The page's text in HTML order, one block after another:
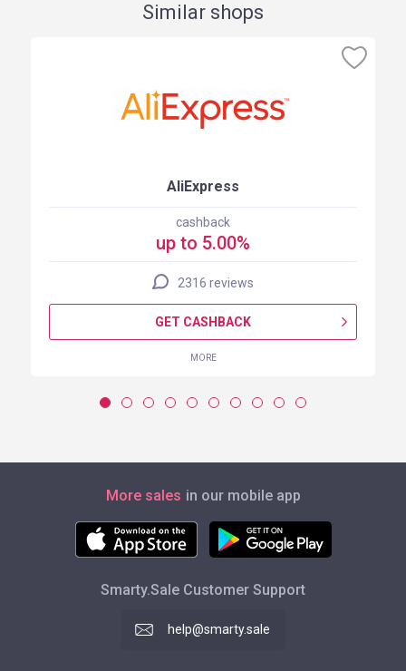
Similar shops
AliExpress
cashback
up to 5.00%
2316 reviews
GET CASHBACK
MORE
More sales in our mobile app
Smarty.Sale Customer Support
help@smarty.sale